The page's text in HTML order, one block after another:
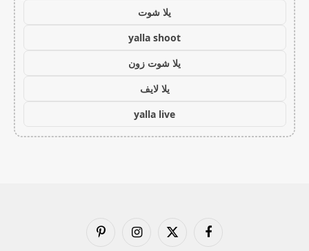
يلا شوت
yalla shoot
يلا شوت زون
يلا لايف
yalla live
فيسبوك
X
الانستغرامبينتيريست